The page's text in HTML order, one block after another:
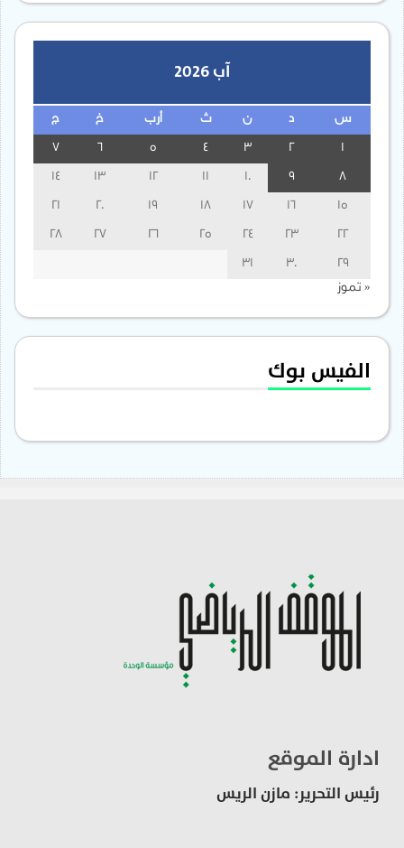
آب 2026
س ن ث أرب خ ج
3
13
14
15
16
17
18
19
20
21
22
23
24
25
26
27
28
29
30
31
« تموز
الفيس بوك
ادارة الموقع
رئيس التحرير: مازن الريس